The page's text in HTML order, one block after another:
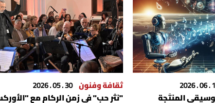
12
المنتَجة
ثقافة وفنون 30 . 05 . 2026
"نثر حب" في زمن الركام مع